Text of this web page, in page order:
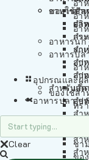
อา
อา
อา
อาหารนก
อาหารปล
อา
อุปกรณและผ
ของใช้สำ
ทร
ทร
ห้
ชา
ขอ
อาหารปล
อา
ของใช้สำ
ผลิ
กร
รถ
อุป
อุป
แก็
อุป
สำ
สำ
สำ
สำ
สำ
สำ
สำหรับสัต
สำ
สำ
ส
สำ
สำ
อาหารปลา –
Clear